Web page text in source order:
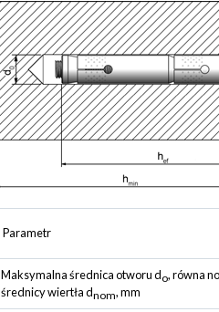
Parametr
Maksymalna średnica otworu do, równa
średnicy wiertła dnom, mm